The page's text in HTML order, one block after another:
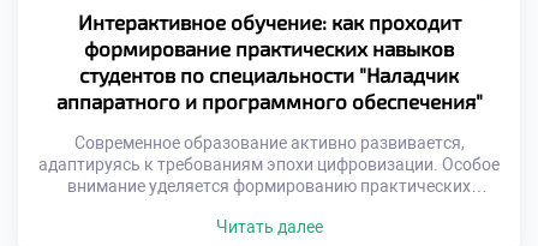
Интерактивное обучение: как проходит
формирование практических навыков
студентов по специальности "Наладчик
аппаратного и программного обеспечения"
Современное образование активно развивается,
адаптируясь к требованиям эпохи цифровизации. Особое
внимание уделяется формированию практических
Специальность «Наладчик аппаратного и программного
Читать далее